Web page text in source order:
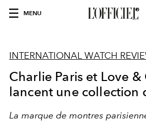
MENU
INTERNATIONAL WATCH
Charlie Paris et Love
lancent une collection
La marque de montres